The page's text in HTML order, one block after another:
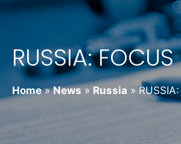
RUSSIA:
Home » News » Russia »